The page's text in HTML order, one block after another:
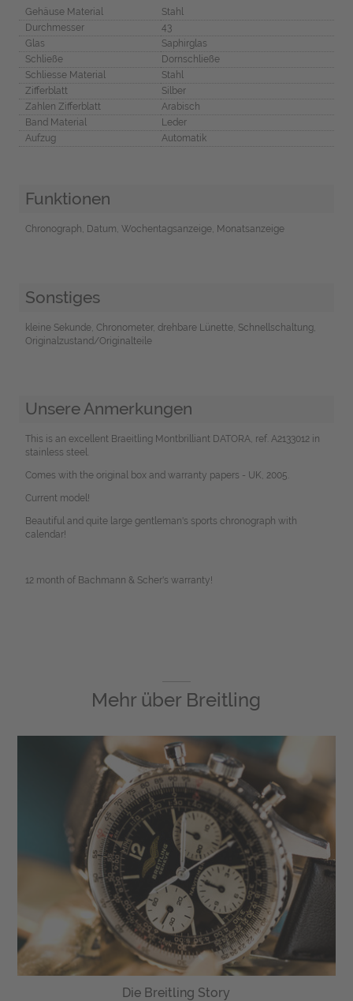
Gehäuse Material
Stahl
Durchmesser
43
Glas
Saphirglas
Schließe
Dornschließe
Schliesse Material
Stahl
Zifferblatt
Silber
Zahlen Zifferblatt
Arabisch
Band Material
Leder
Aufzug
Automatik
Funktionen
Chronograph, Datum, Wochentagsanzeige, Monatsanzeige
Sonstiges
kleine Sekunde, Chronometer, drehbare Lünette, Schnellschaltung,
Originalzustand/Originalteile
Unsere Anmerkungen
This is an excellent Braeitling Montbrilliant DATORA, ref. A2133012 in
stainless steel.
Comes with the original box and warranty papers - UK, 2005.
Current model!
Beautiful and quite large gentleman's sports chronograph with
calendar!
12 month of Bachmann & Scher's warranty!
Mehr über Breitling
Die Breitling Story